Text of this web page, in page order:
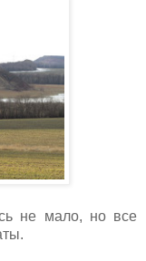
не мало, но все